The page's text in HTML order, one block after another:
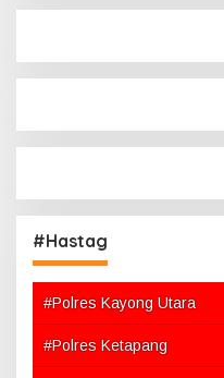
#Hastag
#Polres Kayong Utara
#Polres Ketapang